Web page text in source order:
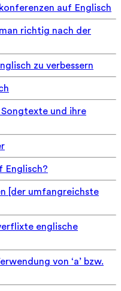
auf Englisch
richtig nach der
zu verbessern
und ihre
Englisch?
[der umfangreichste
englische
von ‘a’ bzw.